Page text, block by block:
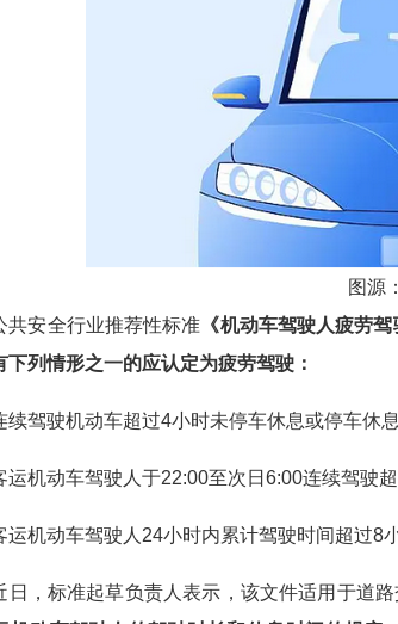
图源
安全行业推荐性标准 《机动车驾驶人疲劳
下列情形之一的应认定为疲劳驾驶：
驶机动车超过4小时未停车休息或停车休息
动车驾驶人于22:00至次日6:00连续驾驶超
动车驾驶人24小时内累计驾驶时间超过8小
标准起草负责人表示，该文件适用于道路